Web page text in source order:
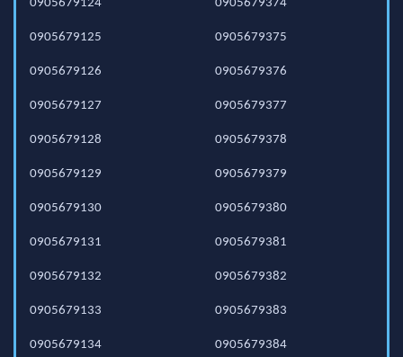
0905679124
0905679125
0905679126
0905679127
0905679128
0905679129
0905679130
0905679131
0905679132
0905679133
0905679134
0905679374
0905679375
0905679376
0905679377
0905679378
0905679379
0905679380
0905679381
0905679382
0905679383
0905679384